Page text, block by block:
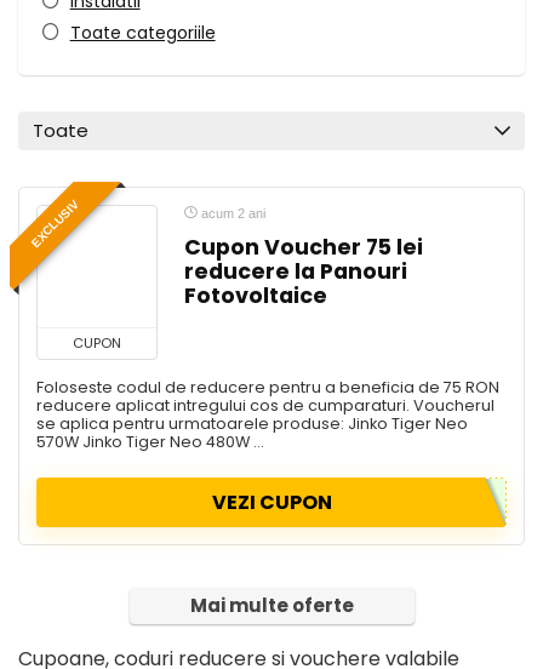
Toate categoriile
Toate
EXCLUSIV
CUPON
acum 2 ani
Cupon Voucher 75 lei
reducere la Panouri
Fotovoltaice
Foloseste codul de reducere pentru a beneficia de 75 RON
reducere aplicat intregului cos de cumparaturi. Voucherul
se aplica pentru urmatoarele produse: Jinko Tiger Neo
570W Jinko Tiger Neo 480W ...
VEZI CUPON
Mai multe oferte
Cupoane, coduri reducere si vouchere valabile